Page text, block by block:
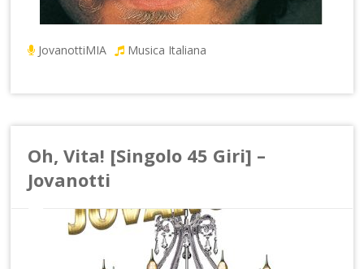
JovanottiMIA Musica Italiana
Oh, Vita! [Singolo 45 Giri] –
Jovanotti